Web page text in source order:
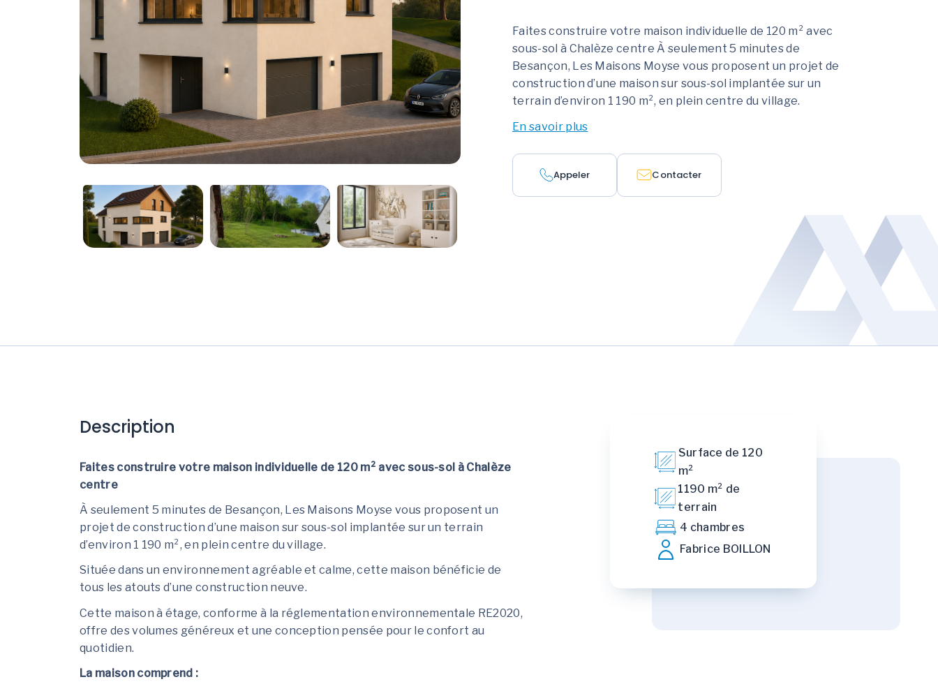
Faites construire votre maison individuelle de 120 m² avec
sous-sol à Chalèze centre À seulement 5 minutes de
Besançon, Les Maisons Moyse vous proposent un projet de
construction d’une maison sur sous-sol implantée sur un
terrain d’environ 1 190 m², en plein centre du village.
En savoir plus
Appeler Contacter
Description
Faites construire votre maison individuelle de 120 m² avec sous-sol à Chalèze
centre
À seulement 5 minutes de Besançon, Les Maisons Moyse vous proposent un
projet de construction d’une maison sur sous-sol implantée sur un terrain
d’environ 1 190 m², en plein centre du village.
Située dans un environnement agréable et calme, cette maison bénéficie de
tous les atouts d’une construction neuve.
Cette maison à étage, conforme à la réglementation environnementale RE2020,
offre des volumes généreux et une conception pensée pour le confort au
quotidien.
La maison comprend :
Surface de 120
m²
1190 m² de
terrain
4 chambres
Fabrice BOILLON